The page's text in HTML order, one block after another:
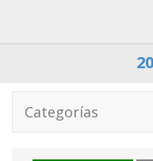
Categorías